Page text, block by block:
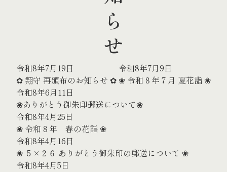
令和8年7月19日
✿ 翔守 再頒布のお知らせ ✿
令和8年7月9日
❀ 令和８年７月 夏花詣 ❀
令和8年6月11日
❀ありがとう御朱印郵送について❀
令和8年4月25日
❀ 令和８年 春の花詣 ❀
令和8年4月16日
❀ ５×２６ ありがとう御朱印の郵送について ❀
令和8年4月5日